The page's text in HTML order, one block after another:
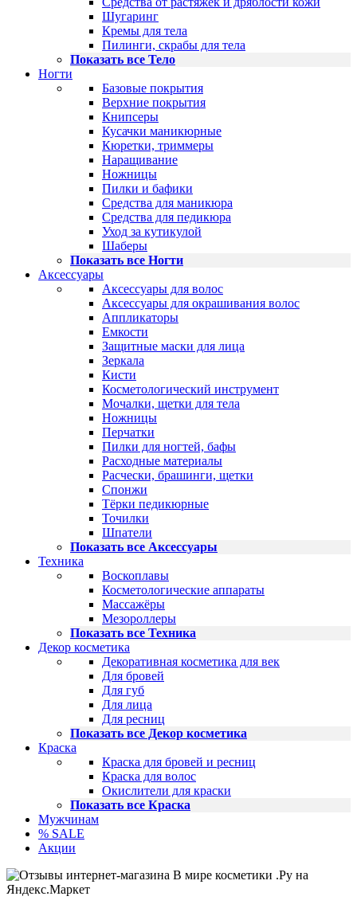
Шугаринг
Кремы для тела
Пилинги, скрабы для тела
Показать все Тело
Ногти
Базовые покрытия
Верхние покрытия
Книпсеры
Кусачки маникюрные
Кюретки, триммеры
Наращивание
Ножницы
Пилки и бафики
Средства для маникюра
Средства для педикюра
Уход за кутикулой
Шаберы
Показать все Ногти
Аксессуары
Аксессуары для волос
Аксессуары для окрашивания волос
Аппликаторы
Емкости
Защитные маски для лица
Зеркала
Кисти
Косметологический инструмент
Мочалки, щетки для тела
Ножницы
Перчатки
Пилки для ногтей, бафы
Расходные материалы
Расчески, брашинги, щетки
Спонжи
Тёрки педикюрные
Точилки
Шпатели
Показать все Аксессуары
Техника
Воскоплавы
Косметологические аппараты
Массажёры
Мезороллеры
Показать все Техника
Декор косметика
Декоративная косметика для век
Для бровей
Для губ
Для лица
Для ресниц
Показать все Декор косметика
Краска
Краска для бровей и ресниц
Краска для волос
Окислители для краски
Показать все Краска
Мужчинам
% SALE
Акции